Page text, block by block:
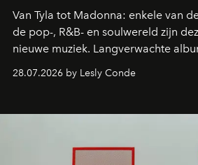
Van Tyla tot Madonna: enkele van
de pop-, R&B- en soulwereld zijn
nieuwe muziek. Langverwachte
comebacks en veelbelovende
de releases die je niet mag missen.
28.07.2026 by Lesly Conde